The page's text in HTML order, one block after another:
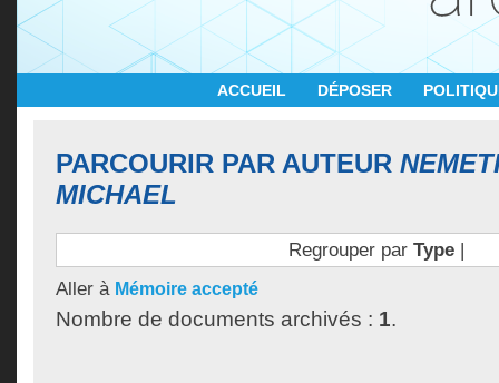
ACCUEIL DÉPOSER
PARCOURIR PAR AUTEUR
MICHAEL
Regrouper par Type|
Aller à Mémoire accepté
Nombre de documents archivés : 1.